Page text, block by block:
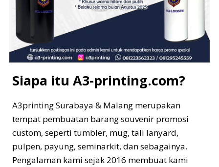
Siapa itu A3-printing.com?
A3printing Surabaya & Malang merupakan
tempat pembuatan barang souvenir promosi
custom, seperti tumbler, mug, tali lanyard,
pulpen, payung, seminarkit, dan sebagainya.
Pengalaman kami sejak 2016 membuat kami